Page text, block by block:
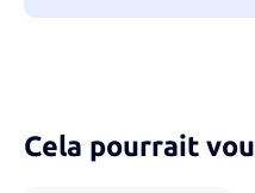
Cela pourrait